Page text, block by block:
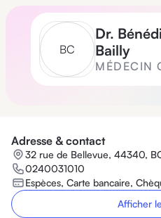
BC
Dr.
Bailly
MÉDECIN
Adresse & contact
32 rue de Bellevue, 44340,
0240031010
Espèces, Carte bancaire,
Afficher